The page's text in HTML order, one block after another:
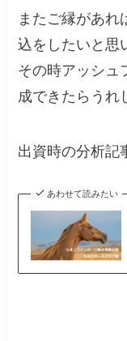
またご縁があれ
込をしたいと思
その時アッシュ
成できたらうれ
出資時の分析記
あわせて読みたい